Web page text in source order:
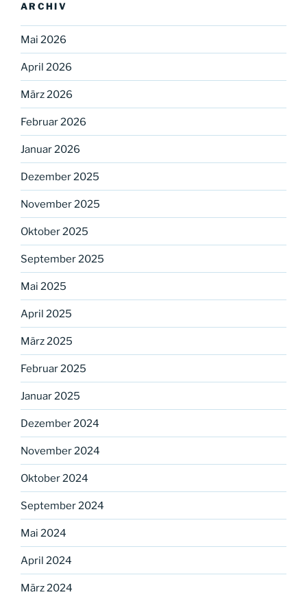
ARCHIV
Mai 2026
April 2026
März 2026
Februar 2026
Januar 2026
Dezember 2025
November 2025
Oktober 2025
September 2025
Mai 2025
April 2025
März 2025
Februar 2025
Januar 2025
Dezember 2024
November 2024
Oktober 2024
September 2024
Mai 2024
April 2024
März 2024